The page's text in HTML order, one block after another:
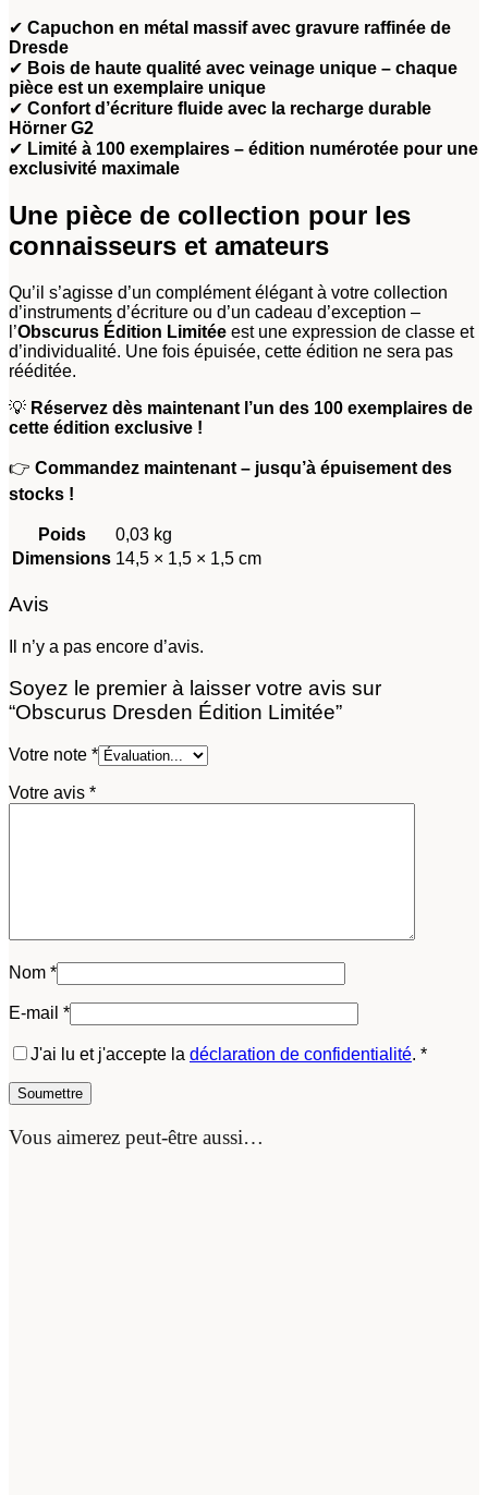
✔ Capuchon en métal massif avec gravure raffinée de
Dresde
✔ Bois de haute qualité avec veinage unique – chaque
pièce est un exemplaire unique
✔ Confort d’écriture fluide avec la recharge durable
Hörner G2
✔ Limité à 100 exemplaires – édition numérotée pour une
exclusivité maximale
Une pièce de collection pour les
connaisseurs et amateurs
Qu’il s’agisse d’un complément élégant à votre collection
d’instruments d’écriture ou d’un cadeau d’exception –
l’Obscurus Édition Limitée est une expression de classe et
d’individualité. Une fois épuisée, cette édition ne sera pas
rééditée.
💡 Réservez dès maintenant l’un des 100 exemplaires de
cette édition exclusive !
👉 Commandez maintenant – jusqu’à épuisement des
stocks !
Poids
0,03 kg
Dimensions 14,5 × 1,5 × 1,5 cm
Avis
Il n’y a pas encore d’avis.
Soyez le premier à laisser votre avis sur
“Obscurus Dresden Édition Limitée”
Votre note *
Votre avis *
Nom *
E-mail *
J'ai lu et j'accepte la déclaration de confidentialité. *
Vous aimerez peut-être aussi…